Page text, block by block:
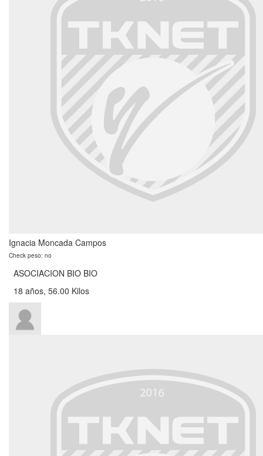
Ignacia Moncada Campos
Check peso: no
ASOCIACION BIO BIO
18 años, 56.00 Kilos